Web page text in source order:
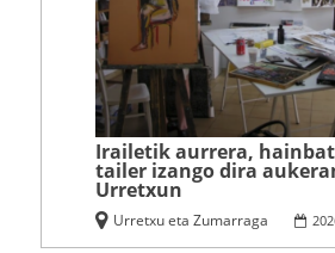
Irailetik aurrera,
tailer izango dira
Urretxun
Urretxu eta Zumarraga